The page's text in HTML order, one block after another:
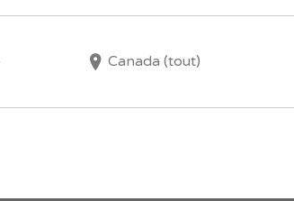
Canada (tout)